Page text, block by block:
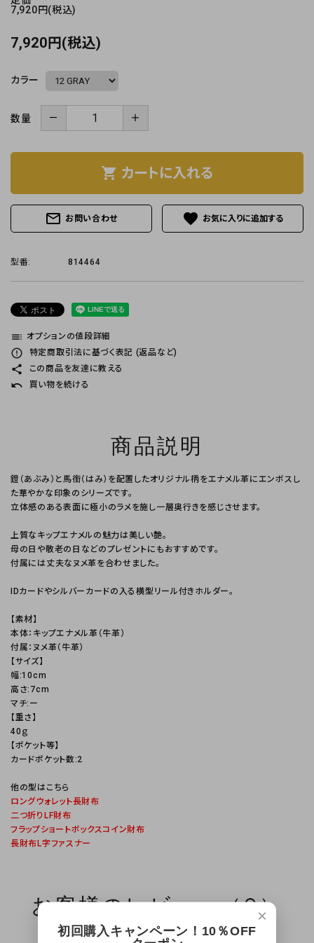
7,920円(税込)
7,920円(税込)
カラー
数量 － ＋
shopping_cart カートに入れる
mail_outline お問い合わせ favorite
型番: 814464
toc オプションの値段詳細
error_outline 特定商取引法に基づく表記 (返品など)
share この商品を友達に教える
undo 買い物を続ける
商品説明
鐙（あぶみ）と馬銜（はみ）を配置したオリジナル柄をエナメル革にエンボスし
た華やかな印象のシリーズです。
立体感のある表面に極小のラメを施し一層奥行きを感じさせます。
上質なキップエナメルの魅力は美しい艶。
母の日や敬老の日などのプレゼントにもおすすめです。
付属には丈夫なヌメ革を合わせました。
IDカードやシルバーカードの入る横型リール付きホルダー。
【素材】
本体：キップエナメル革（牛革）
付属：ヌメ革（牛革）
【サイズ】
幅:10cm
高さ:7cm
マチ:ー
【重さ】
40ｇ
【ポケット等】
カードポケット数:2
他の型はこちら
ロングウォレット長財布
二つ折りLF財布
フラップショートボックスコイン財布
長財布L字ファスナー
お客様のレビュー（0）
レビューはまだありません
×
初回購入キャンペーン！10％OFF